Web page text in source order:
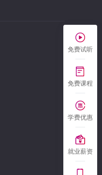
免费试听
免费课程
学费优惠
就业薪资